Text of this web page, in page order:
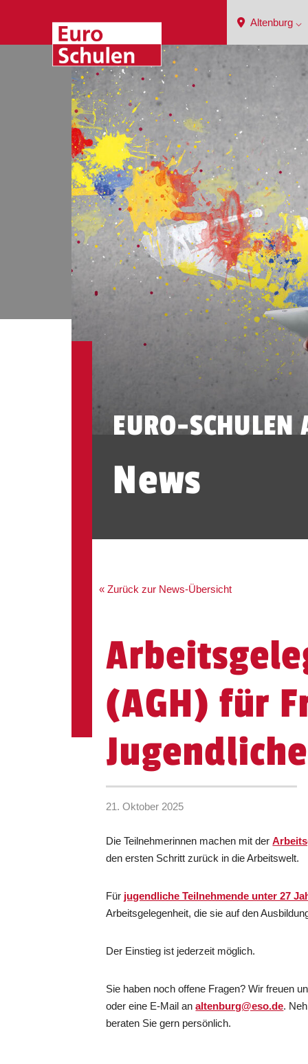
Altenburg ⌵
EURO-SCHULEN
News
« Zurück zur News-Übersicht
(AGH) für
Jugendliche
21. Oktober 2025
Die Teilnehmerinnen machen mit der
den ersten Schritt zurück in die Arbeitswelt.
Für jugendliche Teilnehmende unter 27
Arbeitsgelegenheit, die sie auf den
Der Einstieg ist jederzeit möglich.
Sie haben noch offene Fragen? Wir freuen
oder eine E-Mail analtenburg@eso.de.
beraten Sie gern persönlich.